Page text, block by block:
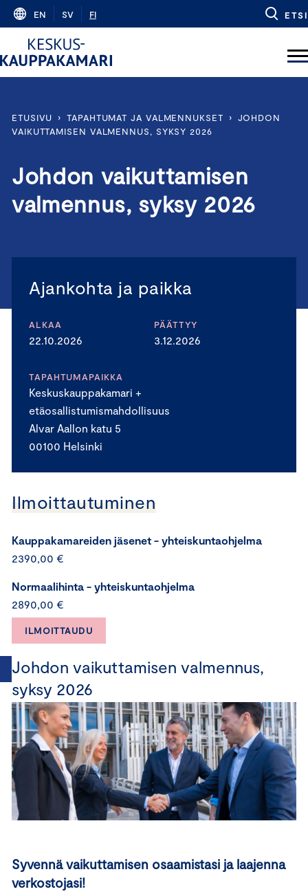
Skip
content
EN SV FI ETSI
ETUSIVU › TAPAHTUMAT JA VALMENNUKSET › JOHDON
VAIKUTTAMISEN VALMENNUS, SYKSY 2026
Johdon vaikuttamisen
valmennus, syksy 2026
Ajankohta ja paikka
ALKAA
22.10.2026
PÄÄTTYY
3.12.2026
TAPAHTUMAPAIKKA
Keskuskauppakamari +
etäosallistumismahdollisuus
Alvar Aallon katu 5
00100 Helsinki
Ilmoittautuminen
Kauppakamareiden jäsenet - yhteiskuntaohjelma
2390,00 €
Normaalihinta - yhteiskuntaohjelma
2890,00 €
ILMOITTAUDU
Johdon vaikuttamisen valmennus,
syksy 2026
Syvennä vaikuttamisen osaamistasi ja laajenna
verkostojasi!